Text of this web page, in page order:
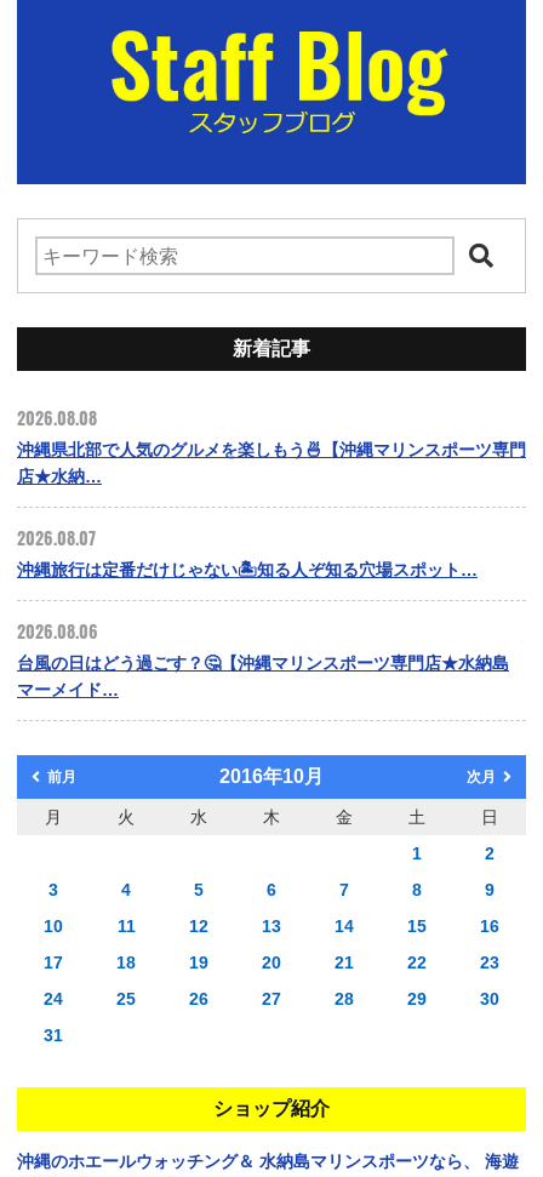
新着記事
2026.08.08
沖縄県北部で人気のグルメを楽しもう🍜【沖縄マリンスポーツ専門
店★水納…
2026.08.07
沖縄旅行は定番だけじゃない🏝️知る人ぞ知る穴場スポット…
2026.08.06
台風の日はどう過ごす？🤔【沖縄マリンスポーツ専門店★水納島
マーメイド…
前月 2016年10月 次月
月 火 水 木 金 土
日
1
2
3
4 5 6 7 8
9
10
11 12 13 14 15
16
17
18 19 20 21 22
23
24
25 26 27 28 29
30
31
ショップ紹介
沖縄のホエールウォッチング＆ 水納島マリンスポーツなら、
海遊